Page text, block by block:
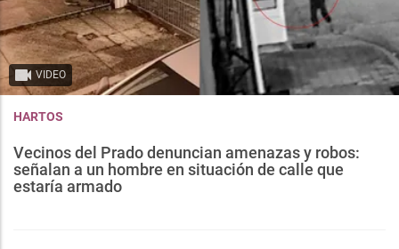
VIDEO
HARTOS
Vecinos del Prado denuncian amenazas y robos:
señalan a un hombre en situación de calle que
estaría armado